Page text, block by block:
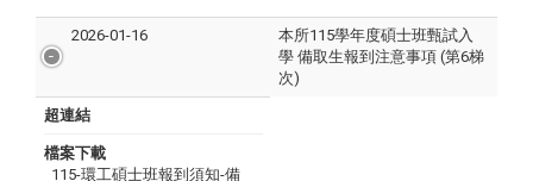
2026-01-16
本所115學年度碩士班甄試入
學 備取生報到注意事項 (第6梯
次)
超連結
檔案下載
115-環工碩士班報到須知-備